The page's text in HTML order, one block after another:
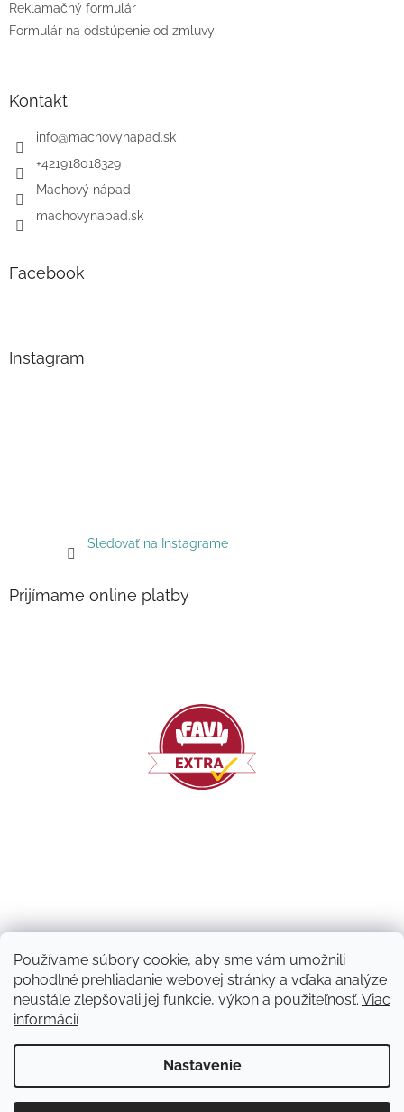
Používame súbory cookie, aby sme vám umožnili
pohodlné prehliadanie webovej stránky a vďaka analýze
neustále zlepšovali jej funkcie, výkon a použiteľnosť. Viac
informácií
Nastavenie
Reklamačný formulár
Formulár na odstúpenie od zmluvy
Kontakt
info@machovynapad.sk
+421918018329
Machový nápad
machovynapad.sk
Facebook
Instagram
Sledovať na Instagrame
Prijímame online platby